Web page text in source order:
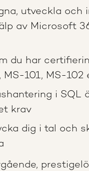
utveckla och
av Microsoft
du har
101, MS-102
i SQL
krav
dig i tal och